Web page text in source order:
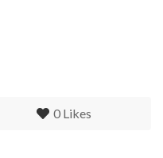
0 Likes